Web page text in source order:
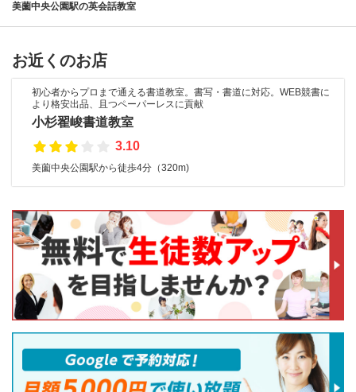
美薗中央公園駅の英会話教室
お近くのお店
初心者からプロまで通える書道教室。書写・書道に対応。WEB競書に
より格安出品、且つペーパーレスに貢献
小杉翟峻書道教室
3.10
美薗中央公園駅から徒歩4分（320m)